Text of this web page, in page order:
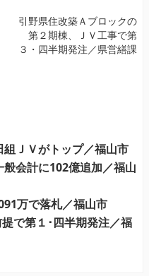
引野県住改築Ａブロックの
第２期棟、ＪＶ工事で第
３・四半期発注／県営繕課
ＪＶがトップ／福山市
会計に102億追加／福山
万で落札／福山市
で第１･四半期発注／福